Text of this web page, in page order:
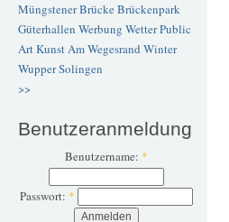
Müngstener BrückeBrückenpark
Güterhallen Werbung WetterPublic
ArtKunstAm Wegesrand Winter
WupperSolingen
>>
Benutzeranmeldung
Benutzername: *
Passwort: *